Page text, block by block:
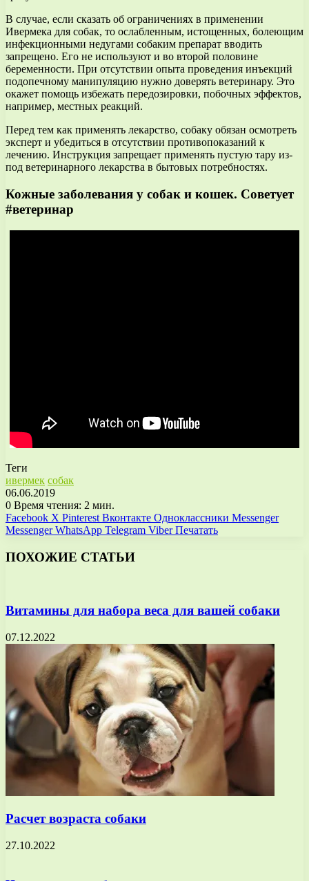
В случае, если сказать об ограничениях в применении
Ивермека для собак, то ослабленным, истощенных, болеющим
инфекционными недугами собаким препарат вводить
запрещено. Его не используют и во второй половине
беременности. При отсутствии опыта проведения инъекций
подопечному манипуляцию нужно доверять ветеринару. Это
окажет помощь избежать передозировки, побочных эффектов,
например, местных реакций.
Перед тем как применять лекарство, собаку обязан осмотреть
эксперт и убедиться в отсутствии противопоказаний к
лечению. Инструкция запрещает применять пустую тару из-
под ветеринарного лекарства в бытовых потребностях.
Кожные заболевания у собак и кошек. Советует
#ветеринар
Теги
ивермек собак
06.06.2019
0 Время чтения: 2 мин.
Facebook X Pinterest Вконтакте Одноклассники Messenger
Messenger WhatsApp Telegram Viber Печатать
ПОХОЖИЕ СТАТЬИ
Витамины для набора веса для вашей собаки
07.12.2022
Расчет возраста собаки
27.10.2022